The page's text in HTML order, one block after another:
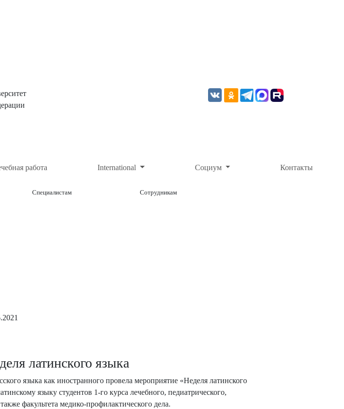
работа International Социум Контакты
Специалистам Сотрудникам
латинского языка
языка как иностранного провела мероприятие «Неделя латинского
языку студентов 1-го курса лечебного, педиатрического,
факультета медико-профилактического дела.